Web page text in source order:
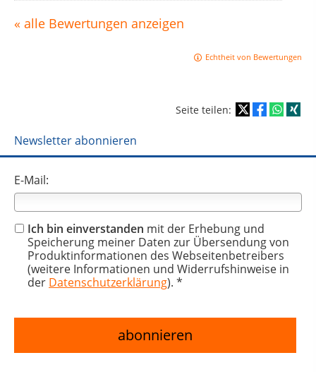
« alle Bewertungen anzeigen
Echtheit von Bewertungen
Seite teilen:
Newsletter abonnieren
E-Mail:
Ich bin einverstanden mit der Erhebung und
Speicherung meiner Daten zur Übersendung von
Produktinformationen des Webseitenbetreibers
(weitere Informationen und Widerrufshinweise in
der Datenschutzerklärung). *